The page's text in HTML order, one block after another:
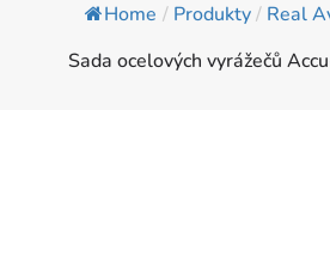
Home / Produkty/ Real
Sada ocelových vyrážečů